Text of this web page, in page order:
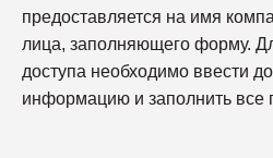
Network Access (ZTNA),
платформы и автоматизацию,
защищать критические
подход уменьшает
предоставляется на имя
лица, заполняющего форму.
доступа необходимо ввести
информацию и заполнить